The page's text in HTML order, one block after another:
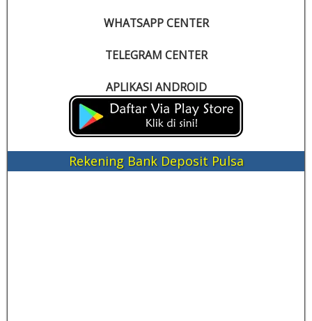
WHATSAPP CENTER
TELEGRAM CENTER
APLIKASI ANDROID
Rekening Bank Deposit Pulsa